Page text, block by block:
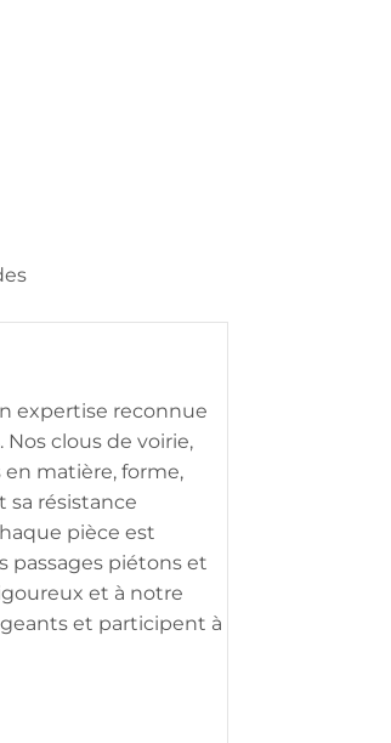
expertise reconnue
clous de voirie,
matière, forme,
résistance
pièce est
passages piétons et
et à notre
et participent à